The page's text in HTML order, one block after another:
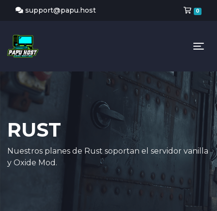
support@papu.host 0
RUST
Nuestros planes de Rust soportan el servidor vanilla
y Oxide Mod.